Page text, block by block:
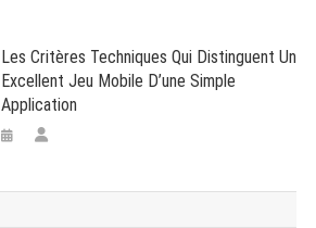
Les Critères Techniques Qui Distinguent Un
Excellent Jeu Mobile D’une Simple
Application